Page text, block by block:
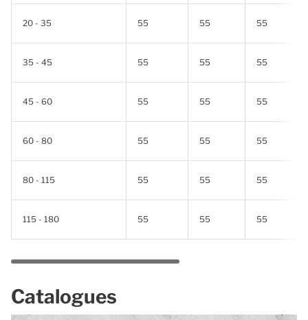
20 - 35 55 55 55
35 - 45 55 55 55
45 - 60 55 55 55
60 - 80 55 55 55
80 - 115 55 55 55
115 - 180 55 55 55
Catalogues